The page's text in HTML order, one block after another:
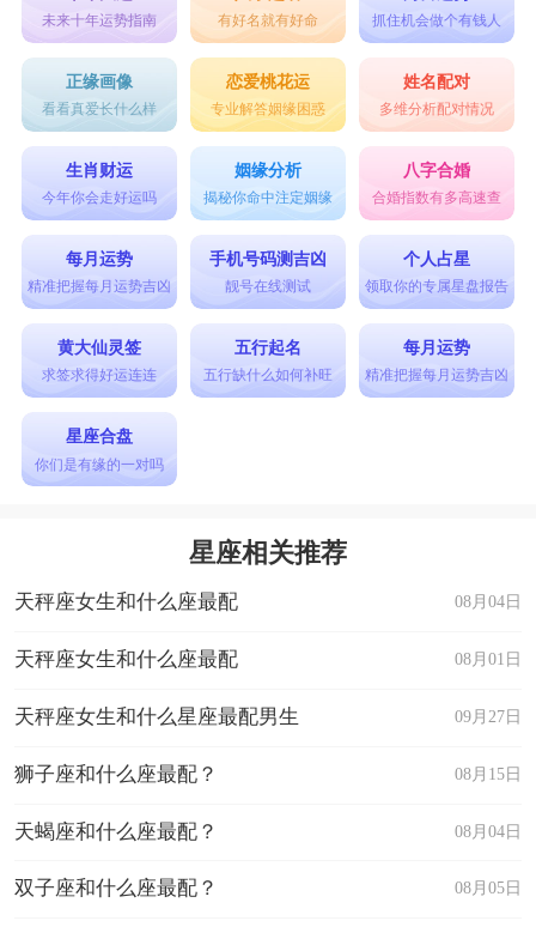
未来十年运势指南 有好名就有好命 抓住机会做个有钱人
正缘画像
看看真爱长什么样
恋爱桃花运
专业解答姻缘困惑
姓名配对
多维分析配对情况
生肖财运
今年你会走好运吗
姻缘分析
揭秘你命中注定姻缘
八字合婚
合婚指数有多高速查
每月运势
精准把握每月运势吉凶
手机号码测吉凶
靓号在线测试
个人占星
领取你的专属星盘报告
黄大仙灵签
求签求得好运连连
五行起名
五行缺什么如何补旺
每月运势
精准把握每月运势吉凶
星座合盘
你们是有缘的一对吗
星座相关推荐
08月04日
天秤座女生和什么座最配
08月01日
天秤座女生和什么座最配
09月27日
天秤座女生和什么星座最配男生
08月15日
狮子座和什么座最配？
08月04日
天蝎座和什么座最配？
08月05日
双子座和什么座最配？